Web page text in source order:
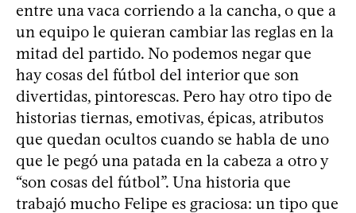
entre una vaca corriendo a la cancha, o que a
un equipo le quieran cambiar las reglas en la
mitad del partido. No podemos negar que
hay cosas del fútbol del interior que son
divertidas, pintorescas. Pero hay otro tipo de
historias tiernas, emotivas, épicas, atributos
que quedan ocultos cuando se habla de uno
que le pegó una patada en la cabeza a otro y
“son cosas del fútbol”. Una historia que
trabajó mucho Felipe es graciosa: un tipo que